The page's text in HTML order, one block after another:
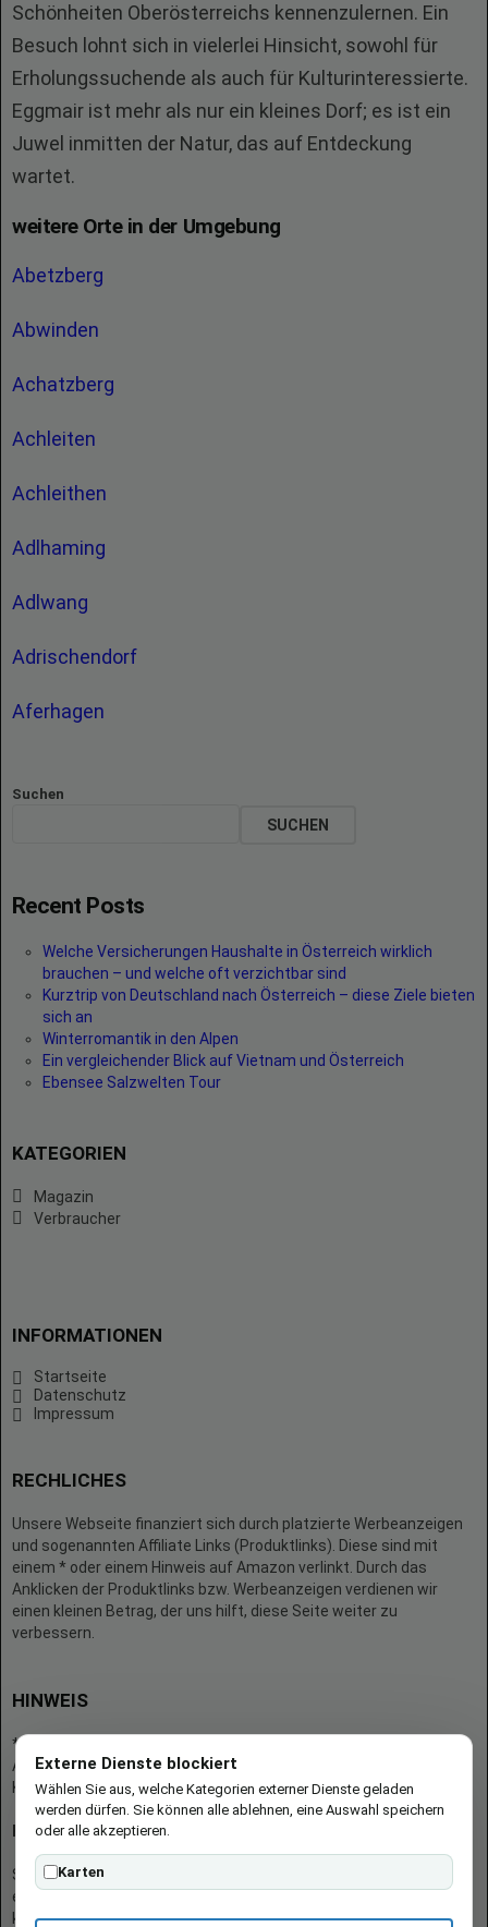
Schönheiten Oberösterreichs kennenzulernen. Ein
Besuch lohnt sich in vielerlei Hinsicht, sowohl für
Erholungssuchende als auch für Kulturinteressierte.
Eggmair ist mehr als nur ein kleines Dorf; es ist ein
Juwel inmitten der Natur, das auf Entdeckung
wartet.
weitere Orte in der Umgebung
Abetzberg
Abwinden
Achatzberg
Achleiten
Achleithen
Adlhaming
Adlwang
Adrischendorf
Aferhagen
Suchen
SUCHEN
Recent Posts
Welche Versicherungen Haushalte in Österreich wirklich
brauchen – und welche oft verzichtbar sind
Kurztrip von Deutschland nach Österreich – diese Ziele bieten
sich an
Winterromantik in den Alpen
Ein vergleichender Blick auf Vietnam und Österreich
Ebensee Salzwelten Tour
KATEGORIEN
Magazin
Verbraucher
INFORMATIONEN
Startseite
Datenschutz
Impressum
RECHLICHES
Unsere Webseite finanziert sich durch platzierte Werbeanzeigen
und sogenannten Affiliate Links (Produktlinks). Diese sind mit
einem * oder einem Hinweis auf Amazon verlinkt. Durch das
Anklicken der Produktlinks bzw. Werbeanzeigen verdienen wir
einen kleinen Betrag, der uns hilft, diese Seite weiter zu
verbessern.
HINWEIS
* = Afilliate-Link (=Werbung)
Als Amazon-Partner verdient der Seitenbetreiber an qualifizierten
Käufen.
Hinweis zu Preisen und Verfügbarkeiten
Sofern Produktpreise und Verfügbarkeiten angezeigt werden,
entsprechen diese dem angegebenen Stand (Datum/Uhrzeit) und
können sich auf der verlinkten Seite jederzeit ändern. Für den Kauf
Externe Dienste blockiert
Wählen Sie aus, welche Kategorien externer Dienste geladen
werden dürfen. Sie können alle ablehnen, eine Auswahl speichern
oder alle akzeptieren.
Karten